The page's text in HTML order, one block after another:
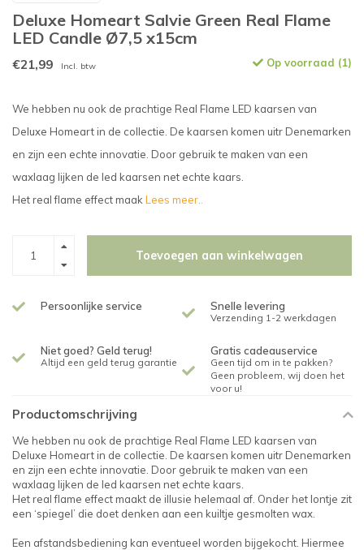
Deluxe Homeart Salvie Green Real Flame
LED Candle Ø7,5 x15cm
€21,99 Incl. btw Op voorraad (1)
We hebben nu ook de prachtige Real Flame LED kaarsen van
Deluxe Homeart in de collectie. De kaarsen komen uitr Denemarken
en zijn een echte innovatie. Door gebruik te maken van een
waxlaag lijken de led kaarsen net echte kaars.
Het real flame effect maak Lees meer..
Toevoegen aan winkelwagen
Persoonlijke service Snelle levering
Verzending 1-2 werkdagen
Niet goed? Geld terug!
Altijd een geld terug garantie
Gratis cadeauservice
Geen tijd om in te pakken?
Geen probleem, wij doen het
voor u!
Productomschrijving
We hebben nu ook de prachtige Real Flame LED kaarsen van
Deluxe Homeart in de collectie. De kaarsen komen uitr Denemarken
en zijn een echte innovatie. Door gebruik te maken van een
waxlaag lijken de led kaarsen net echte kaars.
Het real flame effect maakt de illusie helemaal af. Onder het lontje zit
een ‘spiegel’ die doet denken aan een kuiltje gesmolten wax.
Een afstandsbediening kan eventueel worden bijgekocht. Hiermee